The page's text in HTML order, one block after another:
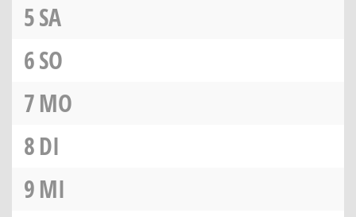
5SA
6SO
7MO
8DI
9MI